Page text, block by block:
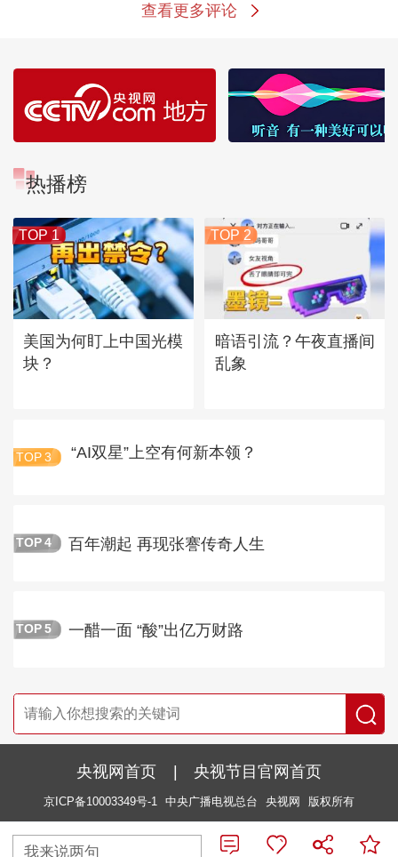
查看更多评论
热播榜
TOP 1
美国为何盯上中国光模
块？
TOP 2
暗语引流？午夜直播间
乱象
TOP 3 “AI双星”上空有何新本领？
TOP 4 百年潮起 再现张謇传奇人生
TOP 5 一醋一面 “酸”出亿万财路
我来说两句
央视网首页 | 央视节目官网首页
京ICP备10003349号-1 中央广播电视总台 央视网 版权所有